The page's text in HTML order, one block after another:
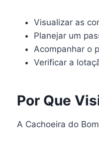
Visualizar as
Planejar um
Acompanhar o
Verificar a
Por Que
A Cachoeira do